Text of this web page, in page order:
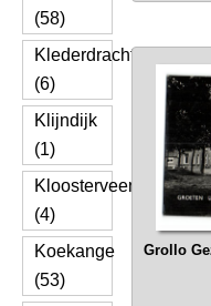
(58)
Klederdracht
(6)
Klijndijk
(1)
Kloosterveen
(4)
Koekange
(53)
Grollo